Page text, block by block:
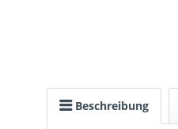
Beschreibung